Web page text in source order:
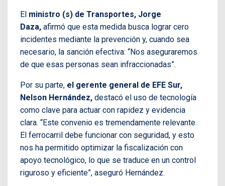
El ministro (s) de Transportes, Jorge
Daza, afirmó que esta medida busca lograr cero
incidentes mediante la prevención y, cuando sea
necesario, la sanción efectiva: “Nos aseguraremos
de que esas personas sean infraccionadas”.
Por su parte, el gerente general de EFE Sur,
Nelson Hernández, destacó el uso de tecnología
como clave para actuar con rapidez y evidencia
clara. “Este convenio es tremendamente relevante.
El ferrocarril debe funcionar con seguridad, y esto
nos ha permitido optimizar la fiscalización con
apoyo tecnológico, lo que se traduce en un control
riguroso y eficiente”, aseguró Hernández.